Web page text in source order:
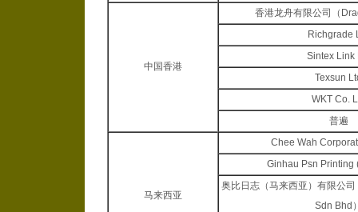
中国香港
香港龙舟有限公司（
Richgrade
Sintex Link
Texsun
WKT Co.
普遍
马来西亚
Chee Wah
Ginhau Psn Printing
奥比日志（马来西亚）有限公
Sdn Bhd